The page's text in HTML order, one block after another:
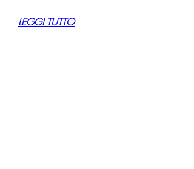
LEGGI TUTTO